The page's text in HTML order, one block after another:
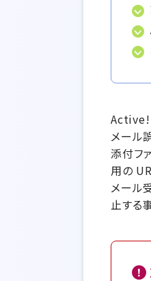
Active!
メール
添付フ
用の
メール
止する